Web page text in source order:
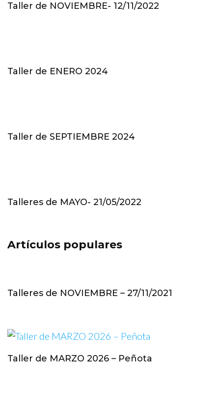
Taller de NOVIEMBRE- 12/11/2022
Taller de ENERO 2024
Taller de SEPTIEMBRE 2024
Talleres de MAYO- 21/05/2022
Artículos populares
Talleres de NOVIEMBRE – 27/11/2021
Taller de MARZO 2026 – Peñota